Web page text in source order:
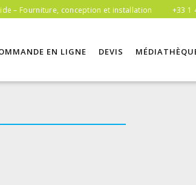
– Fourniture, conception et installation +33 1
EN LIGNE DEVIS